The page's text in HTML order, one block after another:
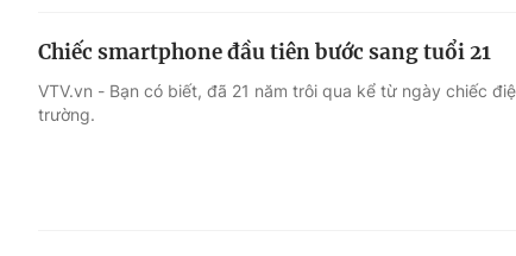
Chiếc smartphone đầu tiên bước sang tuổi 21
VTV.vn - Bạn có biết, đã 21 năm trôi qua kể từ ngày chiếc
trường.